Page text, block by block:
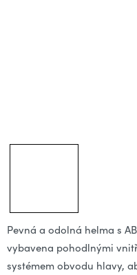
Pevná a odolná helma s
vybavena pohodlnými
systémem obvodu hlavy,